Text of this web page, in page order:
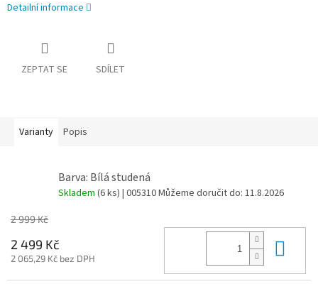
Detailní informace
ZEPTAT SE SDÍLET
Varianty Popis
Barva: Bílá studená
Skladem (6 ks) | 005310Můžeme doručit do: 11.8.2026
2 999 Kč
2 499 Kč
2 065,29 Kč bez DPH